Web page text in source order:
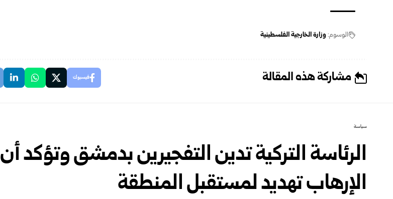
الوسوم:وزارة الخارجية الفلسطينية
مشاركة هذه المقالة فيسبوك
سياسة
الرئاسة التركية تدين التفجيرين بدمشق وتؤكد أن
الإرهاب تهديد لمستقبل المنطقة